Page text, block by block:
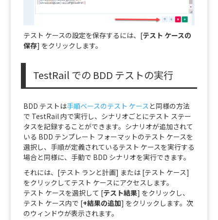
テスト ケースの設定を保存するには、[テスト ケースの
保存] をクリックします。
TestRail での BDD テストの実行
BDD テストは手順ベースのテスト ケース と同様の方法
で TestRail 内で実行し、シナリオごとにテスト ステー
タスを記録することができます。 シナリオが追加されて
いる BDD テンプレート フォーマットのテスト ケースを
選択し、手順が定義されているテスト ケースを実行する
場合と同様に、手動で BDD シナリオを実行できます。
それには、[テスト ランと計画] または [テスト ケース]
をクリックしてテスト ケースにアクセスします。
テスト ケースを選択して [テスト結果] をクリックし、
テスト ケース内で [+結果の追加] をクリックします。 次
のウィンドウが表示されます。